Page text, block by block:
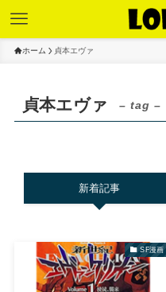
ホーム 貞本エヴァ
貞本エヴァ – tag –
新着記事
SF漫画